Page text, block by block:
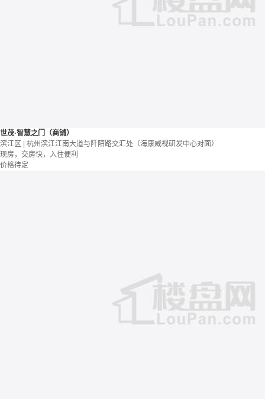
世茂·智慧之门（商铺）
滨江区 | 杭州滨江江南大道与阡陌路交汇处（海康威视研发中心对面）
现房，交房快，入住便利
价格待定